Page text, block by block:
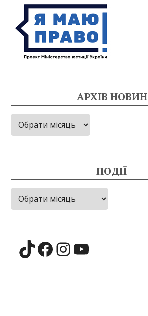
АРХІВ НОВИН
Архів
новин
ПОДІЇ
Події
TikTok
Facebook
Instagram
YouTube